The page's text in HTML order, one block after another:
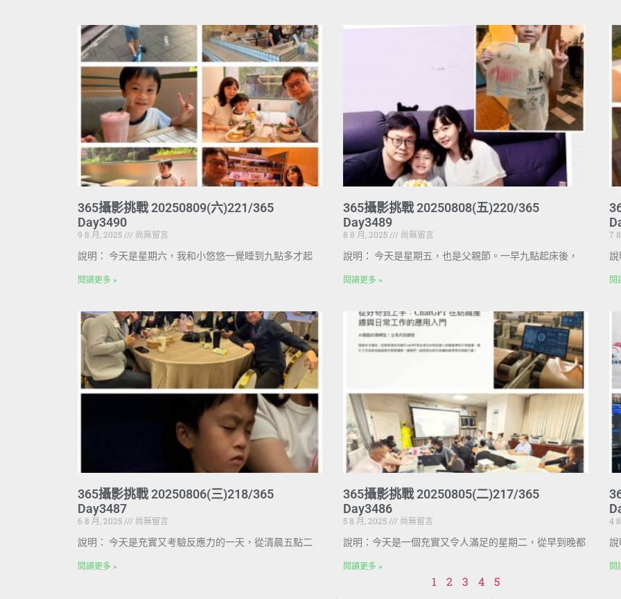
365攝影挑戰 20250809(六)221/365
Day3490
9 8 月, 2025
尚無留言
說明： 今天是星期六，我和小悠悠一覺睡到九點多才起
閱讀更多 »
365攝影挑戰 20250808(五)220/365
Day3489
8 8 月, 2025
尚無留言
說明： 今天是星期五，也是父親節。一早九點起床後，
閱讀更多 »
7
說
閱
365攝影挑戰 20250806(三)218/365
Day3487
6 8 月, 2025
尚無留言
說明： 今天是充實又考驗反應力的一天，從清晨五點二
閱讀更多 »
365攝影挑戰 20250805(二)217/365
Day3486
5 8 月, 2025
尚無留言
說明：今天是一個充實又令人滿足的星期二，從早到晚都
閱讀更多 »
4
說
閱
1 2 3 4 5